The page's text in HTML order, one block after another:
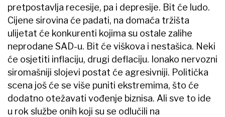
pretpostavlja recesije, pa i depresije. Bit će ludo.
Cijene sirovina će padati, na domaća tržišta
ulijetat će konkurenti kojima su ostale zalihe
neprodane SAD-u. Bit će viškova i nestašica. Neki
će osjetiti inflaciju, drugi deflaciju. Ionako nervozni
siromašniji slojevi postat će agresivniji. Politička
scena još će se više puniti ekstremima, što će
dodatno otežavati vođenje biznisa. Ali sve to ide
u rok službe onih koji su se odlučili na